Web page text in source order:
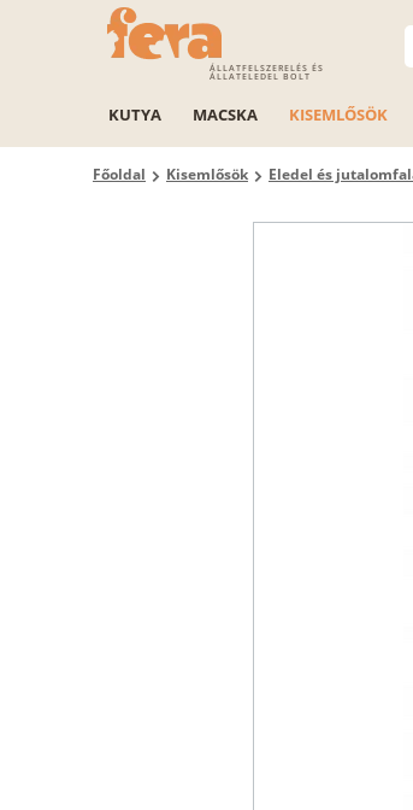
ÁLLATFELSZERELÉS ÉS
ÁLLATELEDEL BOLT
KUTYA MACSKA KISEMLŐSÖK
Főoldal Kisemlősök Eledel és